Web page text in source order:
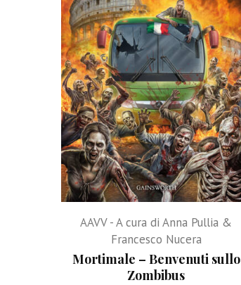
AAVV - A cura di Anna Pullia &
Francesco Nucera
Mortimale – Benvenuti sullo
Zombibus